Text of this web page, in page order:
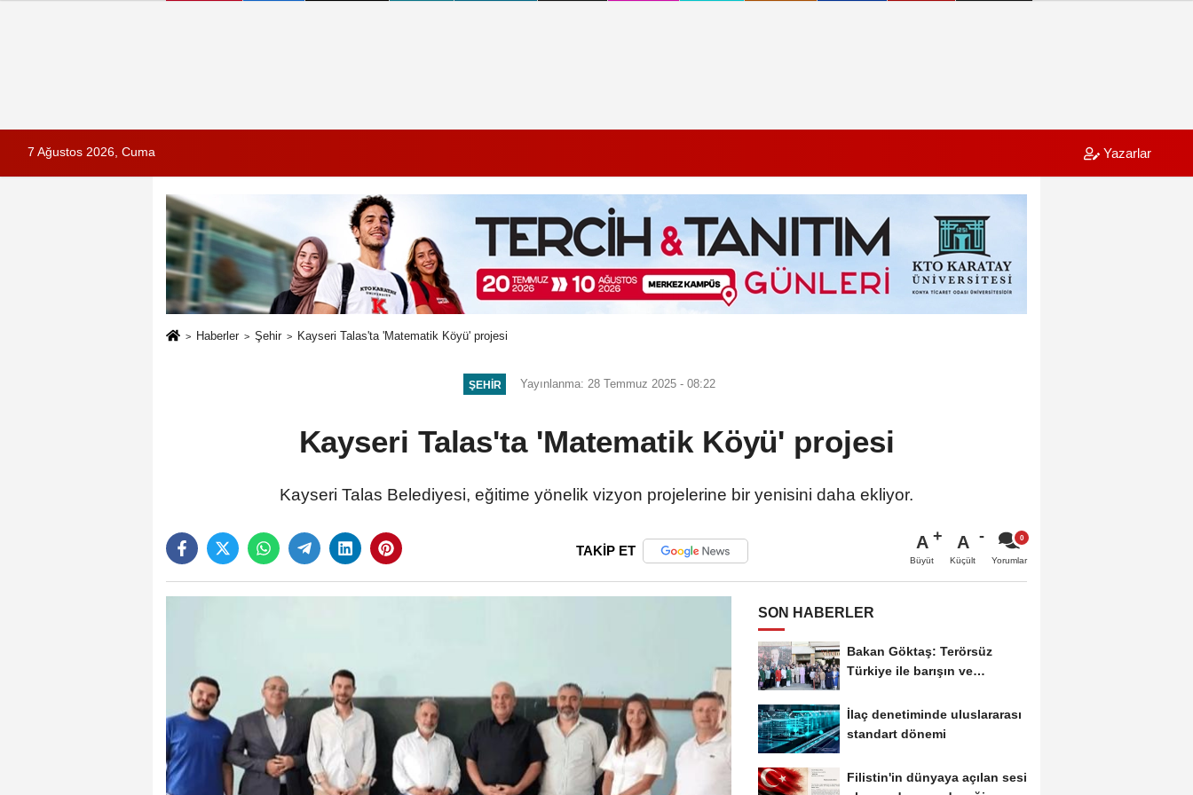
7 Ağustos 2026, Cuma Yazarlar
Haberler Şehir Kayseri Talas'ta 'Matematik Köyü' projesi
ŞEHIR Yayınlanma: 28 Temmuz 2025 - 08:22
Kayseri Talas'ta 'Matematik Köyü' projesi
Kayseri Talas Belediyesi, eğitime yönelik vizyon projelerine bir yenisini daha ekliyor.
TAKİP ET A
Büyüt
A
Küçült Yorumlar
SON HABERLER
Bakan Göktaş: Terörsüz
Türkiye ile barışın ve
İlaç denetiminde uluslararası
standart dönemi
Filistin'in dünyaya açılan sesi